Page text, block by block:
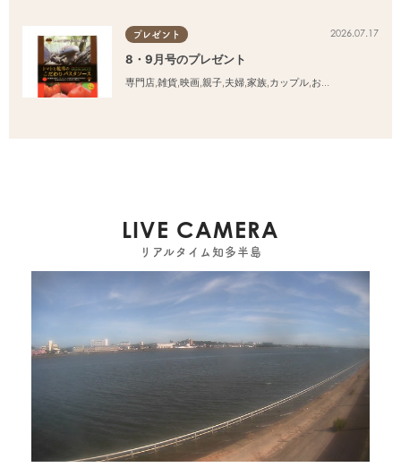
プレゼント 2026.07.17
8・9月号のプレゼント
専門店,雑貨,映画,親子,夫婦,家族,カップル,おひとりさま
LIVE CAMERA
リアルタイム知多半島